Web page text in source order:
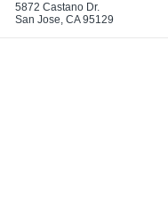
5872 Castano Dr.
San Jose, CA 95129